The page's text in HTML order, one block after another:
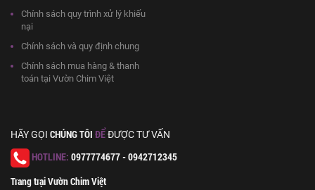
Chính sách quy trình xử lý khiếu
nại
Chính sách và quy định chung
Chính sách mua hàng & thanh
toán tại Vườn Chim Việt
HÃY GỌI CHÚNG TÔI ĐỂĐƯỢC TƯ VẤN
HOTLINE: 0977774677 - 0942712345
Trang trại Vườn Chim Việt